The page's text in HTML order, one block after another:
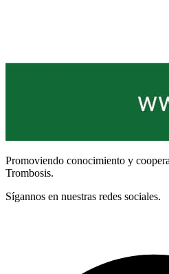
Promoviendo conocimiento y
Trombosis.
Sígannos en nuestras redes sociales.